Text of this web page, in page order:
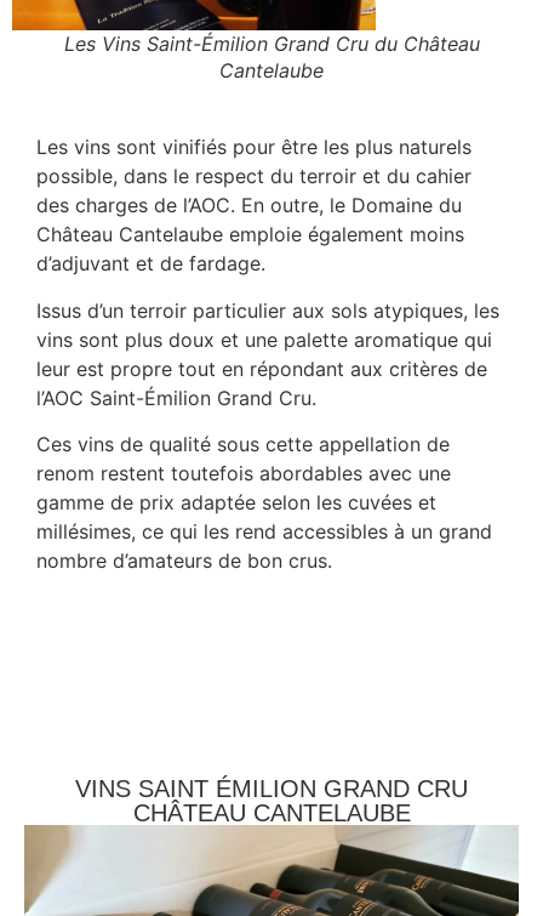
Les Vins Saint-Émilion Grand Cru du Château
Cantelaube
Les vins sont vinifiés pour être les plus naturels
possible, dans le respect du terroir et du cahier
des charges de l’AOC. En outre, le Domaine du
Château Cantelaube emploie également moins
d’adjuvant et de fardage.
Issus d’un terroir particulier aux sols atypiques, les
vins sont plus doux et une palette aromatique qui
leur est propre tout en répondant aux critères de
l’AOC Saint-Émilion Grand Cru.
Ces vins de qualité sous cette appellation de
renom restent toutefois abordables avec une
gamme de prix adaptée selon les cuvées et
millésimes, ce qui les rend accessibles à un grand
nombre d’amateurs de bon crus.
VINS SAINT ÉMILION GRAND CRU
CHÂTEAU CANTELAUBE